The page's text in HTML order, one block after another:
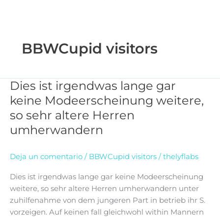
BBWCupid visitors
Dies ist irgendwas lange gar
keine Modeerscheinung weitere,
so sehr altere Herren
umherwandern
Deja un comentario / BBWCupid visitors /thelyflabs
Dies ist irgendwas lange gar keine Modeerscheinung
weitere, so sehr altere Herren umherwandern unter
zuhilfenahme von dem jungeren Part in betrieb ihr S.
vorzeigen. Auf keinen fall gleichwohl within Mannern
Dies
ist
irgendwas
lange
gar
Modeerscheinung
so
sehr
altere
Herren